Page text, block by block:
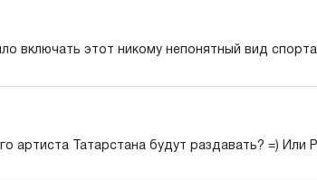
включать этот никому непонятный вид
артиста Татарстана будут раздавать? =) Или